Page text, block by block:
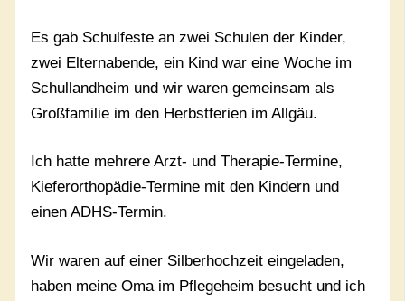
Es gab Schulfeste an zwei Schulen der Kinder,
zwei Elternabende, ein Kind war eine Woche im
Schullandheim und wir waren gemeinsam als
Großfamilie im den Herbstferien im Allgäu.
Ich hatte mehrere Arzt- und Therapie-Termine,
Kieferorthopädie-Termine mit den Kindern und
einen ADHS-Termin.
Wir waren auf einer Silberhochzeit eingeladen,
haben meine Oma im Pflegeheim besucht und ich